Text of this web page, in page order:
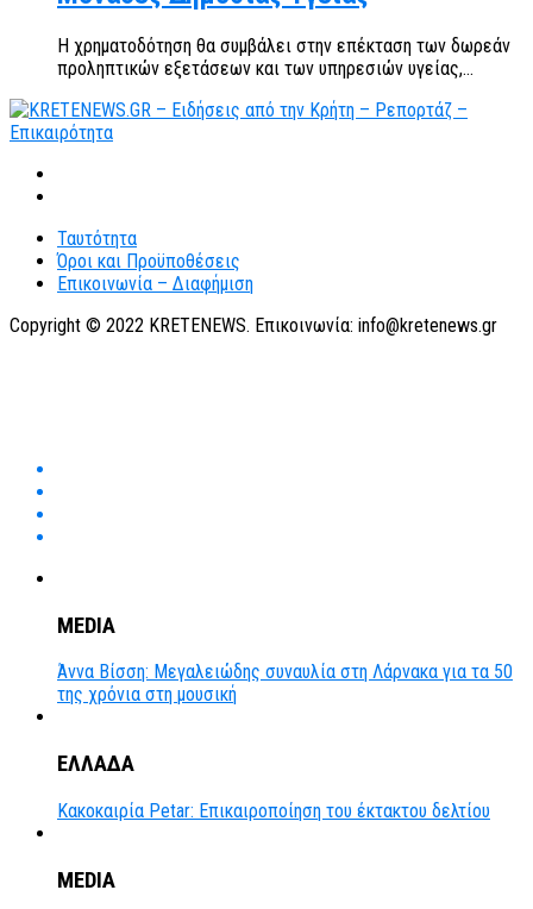
Η χρηματοδότηση θα συμβάλει στην επέκταση των δωρεάν
προληπτικών εξετάσεων και των υπηρεσιών υγείας,...
Ταυτότητα
Όροι και Προϋποθέσεις
Επικοινωνία – Διαφήμιση
Copyright © 2022 KRETENEWS. Επικοινωνία: info@kretenews.gr
MEDIA
Άννα Βίσση: Μεγαλειώδης συναυλία στη Λάρνακα για τα 50
της χρόνια στη μουσική
ΕΛΛΑΔΑ
Κακοκαιρία Petar: Επικαιροποίηση του έκτακτου δελτίου
MEDIA